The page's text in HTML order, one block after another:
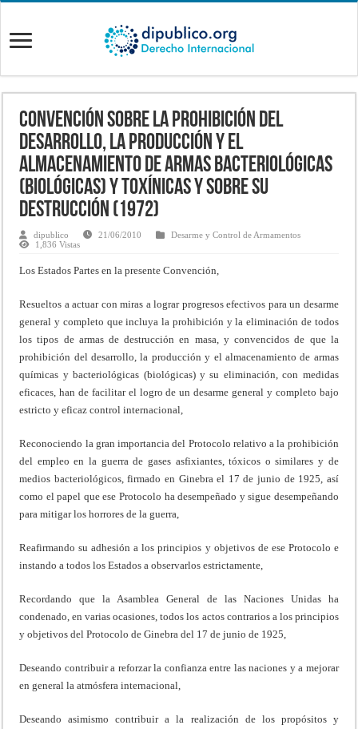
Convención sobre la prohibición del
desarrollo, la producción y el
almacenamiento de armas bacteriológicas
(biológicas) y toxínicas y sobre su
destrucción (1972)
dipublico 21/06/2010
Desarme y Control de Armamentos
1,836 Vistas
Los Estados Partes en la presente Convención,
Resueltos a actuar con miras a lograr progresos efectivos para un desarme
general y completo que incluya la prohibición y la eliminación de todos
los tipos de armas de destrucción en masa, y convencidos de que la
prohibición del desarrollo, la producción y el almacenamiento de armas
químicas y bacteriológicas (biológicas) y su eliminación, con medidas
eficaces, han de facilitar el logro de un desarme general y completo bajo
estricto y eficaz control internacional,
Reconociendo la gran importancia del Protocolo relativo a la prohibición
del empleo en la guerra de gases asfixiantes, tóxicos o similares y de
medios bacteriológicos, firmado en Ginebra el 17 de junio de 1925, así
como el papel que ese Protocolo ha desempeñado y sigue desempeñando
para mitigar los horrores de la guerra,
Reafirmando su adhesión a los principios y objetivos de ese Protocolo e
instando a todos los Estados a observarlos estrictamente,
Recordando que la Asamblea General de las Naciones Unidas ha
condenado, en varias ocasiones, todos los actos contrarios a los principios
y objetivos del Protocolo de Ginebra del 17 de junio de 1925,
Deseando contribuir a reforzar la confianza entre las naciones y a mejorar
en general la atmósfera internacional,
Deseando asimismo contribuir a la realización de los propósitos y